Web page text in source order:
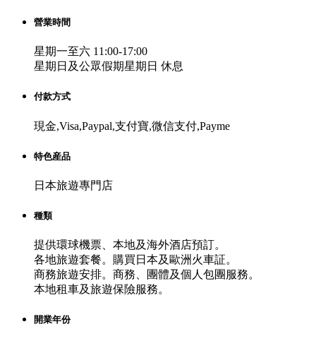
營業時間
星期一至六 11:00-17:00
星期日及公眾假期星期日 休息
付款方式
現金,Visa,Paypal,支付寶,微信支付,Payme
特色産品
日本旅遊專門店
種類
提供環球機票、本地及海外酒店預訂。
各地旅遊套餐。購買日本及歐洲火車証。
商務旅遊安排。商務、團體及個人包團服務。
本地租車及旅遊保險服務。
開業年份